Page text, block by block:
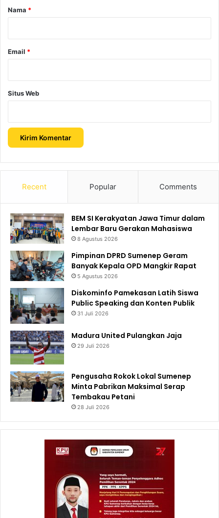
r
Nama *
Email *
Situs Web
Recent Popular Comments
BEM SI Kerakyatan Jawa Timur dalam
Lembar Baru Gerakan Mahasiswa
8 Agustus 2026
Pimpinan DPRD Sumenep Geram
Banyak Kepala OPD Mangkir Rapat
5 Agustus 2026
Diskominfo Pamekasan Latih Siswa
Public Speaking dan Konten Publik
31 Juli 2026
Madura United Pulangkan Jaja
29 Juli 2026
Pengusaha Rokok Lokal Sumenep
Minta Pabrikan Maksimal Serap
Tembakau Petani
28 Juli 2026